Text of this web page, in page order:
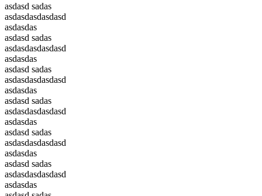
asdasd sadas
asdasdasdasdasd
asdasdas
asdasd sadas
asdasdasdasdasd
asdasdas
asdasd sadas
asdasdasdasdasd
asdasdas
asdasd sadas
asdasdasdasdasd
asdasdas
asdasd sadas
asdasdasdasdasd
asdasdas
asdasd sadas
asdasdasdasdasd
asdasdas